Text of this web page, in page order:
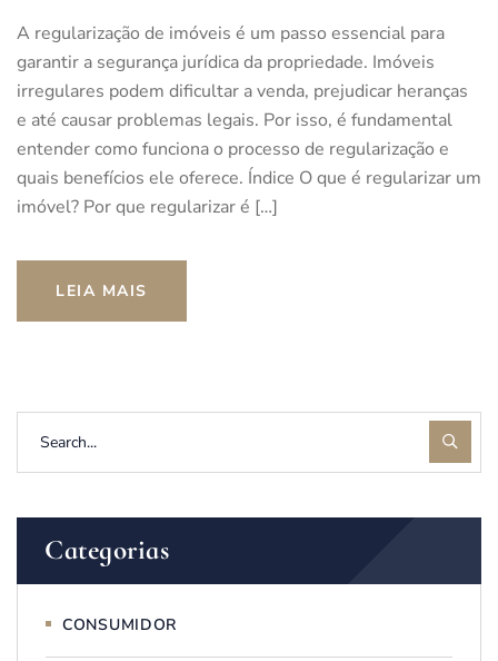
A regularização de imóveis é um passo essencial para
garantir a segurança jurídica da propriedade. Imóveis
irregulares podem dificultar a venda, prejudicar heranças
e até causar problemas legais. Por isso, é fundamental
entender como funciona o processo de regularização e
quais benefícios ele oferece. Índice O que é regularizar um
imóvel? Por que regularizar é […]
LEIA MAIS
Categorias
CONSUMIDOR